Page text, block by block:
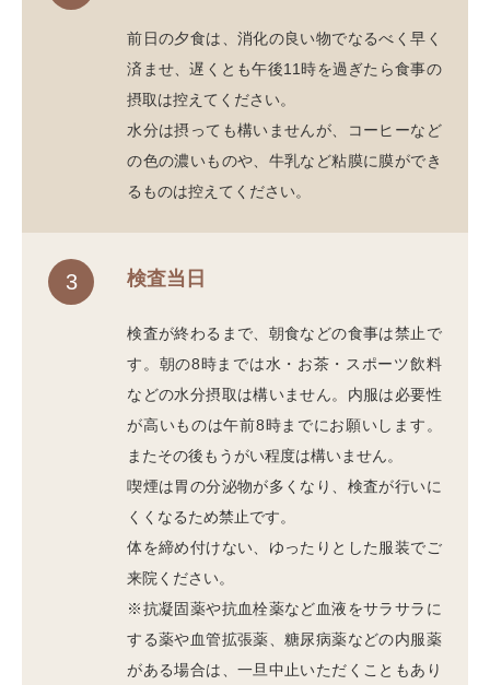
前日の夕食は、消化の良い物でなるべく早く
済ませ、遅くとも午後11時を過ぎたら食事の
摂取は控えてください。
水分は摂っても構いませんが、コーヒーなど
の色の濃いものや、牛乳など粘膜に膜ができ
るものは控えてください。
3 検査当日
検査が終わるまで、朝食などの食事は禁止で
す。朝の8時までは水・お茶・スポーツ飲料
などの水分摂取は構いません。内服は必要性
が高いものは午前8時までにお願いします。
またその後もうがい程度は構いません。
喫煙は胃の分泌物が多くなり、検査が行いに
くくなるため禁止です。
体を締め付けない、ゆったりとした服装でご
来院ください。
※抗凝固薬や抗血栓薬など血液をサラサラに
する薬や血管拡張薬、糖尿病薬などの内服薬
がある場合は、一旦中止いただくこともあり